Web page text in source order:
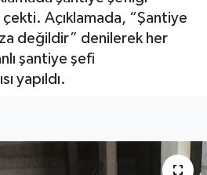
çekti. Açıklamada, “Şantiye
değildir” denilerek her
şantiye şefi
yapıldı.